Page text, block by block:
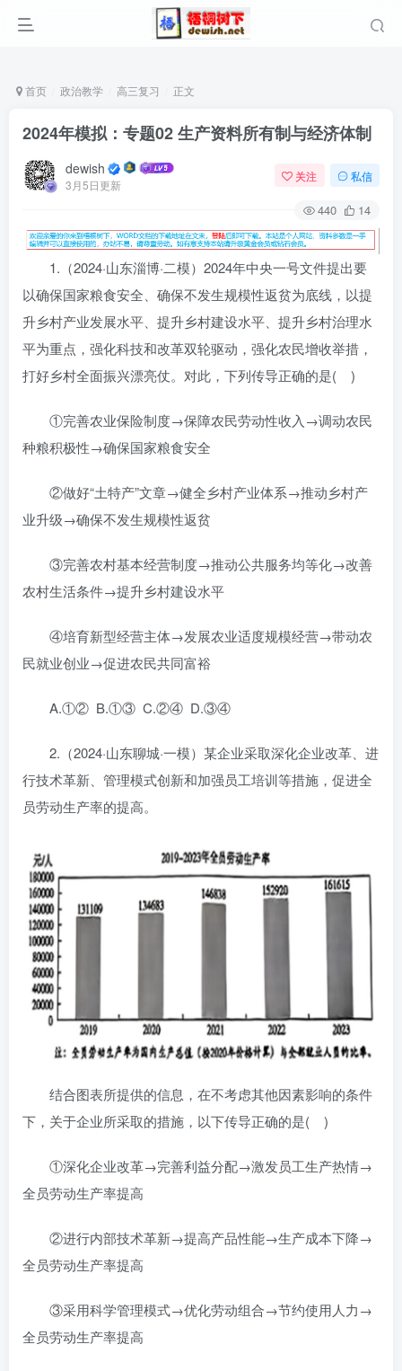
首页 政治教学 高三复习 正文
2024年模拟：专题02 生产资料所有制与经济体制
dewish
3月5日更新
关注 私信
440 14
1.（2024·山东淄博·二模）2024年中央一号文件提出要
以确保国家粮食安全、确保不发生规模性返贫为底线，以提
升乡村产业发展水平、提升乡村建设水平、提升乡村治理水
平为重点，强化科技和改革双轮驱动，强化农民增收举措，
打好乡村全面振兴漂亮仗。对此，下列传导正确的是( )
①完善农业保险制度→保障农民劳动性收入→调动农民
种粮积极性→确保国家粮食安全
②做好“土特产”文章→健全乡村产业体系→推动乡村产
业升级→确保不发生规模性返贫
③完善农村基本经营制度→推动公共服务均等化→改善
农村生活条件→提升乡村建设水平
④培育新型经营主体→发展农业适度规模经营→带动农
民就业创业→促进农民共同富裕
A.①② B.①③ C.②④ D.③④
2.（2024·山东聊城·一模）某企业采取深化企业改革、进
行技术革新、管理模式创新和加强员工培训等措施，促进全
员劳动生产率的提高。
结合图表所提供的信息，在不考虑其他因素影响的条件
下，关于企业所采取的措施，以下传导正确的是( )
①深化企业改革→完善利益分配→激发员工生产热情→
全员劳动生产率提高
②进行内部技术革新→提高产品性能→生产成本下降→
全员劳动生产率提高
③采用科学管理模式→优化劳动组合→节约使用人力→
全员劳动生产率提高